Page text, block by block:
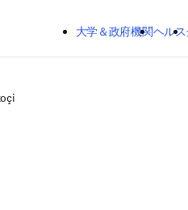
メインの
大学＆政府機関ヘルス